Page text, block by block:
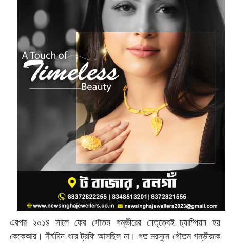
এরপর ২০১৪ সালে ফের গৌতম গম্ভীরের নেতৃত্বেই চ্যাম্পিয়ন হয়
কেকেআর। দীর্ঘদিন ধরে ট্রফি আসছিল না। গত মরসুমে গৌতম গম্ভীরকে